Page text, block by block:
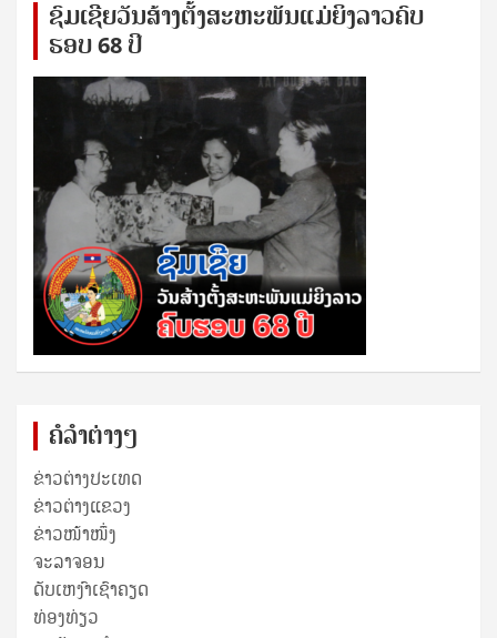
ຊົ​ມ​ເຊີຍ​ວັນ​ສ້າງ​ຕັ້ງ​ສະ​ຫະ​ພັນ​ແມ່​ຍິງ​​ລາວຄົບ​
ຮອບ 68 ປິ
ຄໍລຳຕ່າງໆ
ຂ່າວຕ່າງປະເທດ
ຂ່າວ​ຕ່າງ​ແຂວງ
ຂ່າວໜ້າໜຶ່ງ
ຈະລາຈອນ
ດັບເຫງົາເຊົາຄຽດ
ທ່ອງທ່ຽວ